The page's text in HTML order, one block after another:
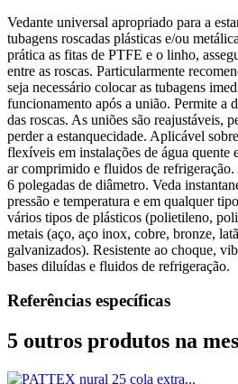
Vedante universal apropriado para a
tubagens roscadas plásticas e/ou
prática as fitas de PTFE e o linho,
entre as roscas. Particularmente
seja necessário colocar as tubagens
funcionamento após a união. Permite a
das roscas. As uniões são reajustáveis,
perder a estanquecidade. Aplicável
flexíveis em instalações de água quente
ar comprimido e fluidos de
6 polegadas de diâmetro. Veda
pressão e temperatura e em qualquer
vários tipos de plásticos (polietileno,
metais (aço, aço inox, cobre, bronze,
galvanizados). Resistente ao choque,
bases diluídas e fluidos de refrigeração.
Referências específicas
5 outros produtos na